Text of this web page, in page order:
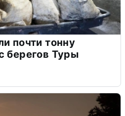
почти тонну
берегов Туры